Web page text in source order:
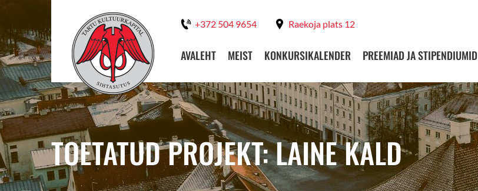
+372 504 9654 Raekoja plats 12
AVALEHT MEIST KONKURSIKALENDER PREEMIAD JA STIPENDIUMID
TOETATUD PROJEKT: LAINE KALD